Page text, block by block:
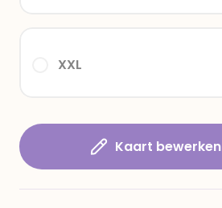
XXL
Kaart bewerken